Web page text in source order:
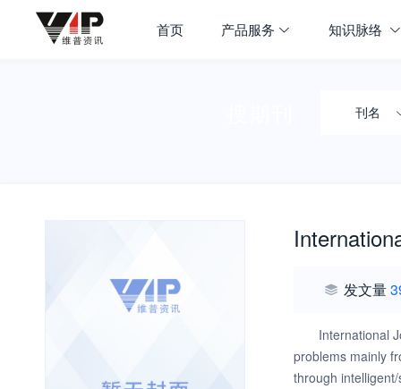
首页 产品服务 知识脉络
刊名
发文量
International
problems mainly
through